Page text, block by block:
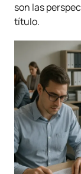
son las
título.